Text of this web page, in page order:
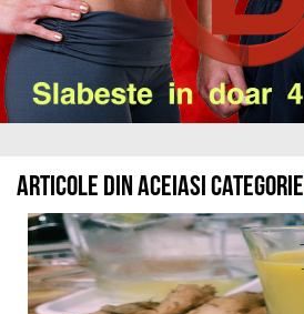
Articole din aceiasi categorie